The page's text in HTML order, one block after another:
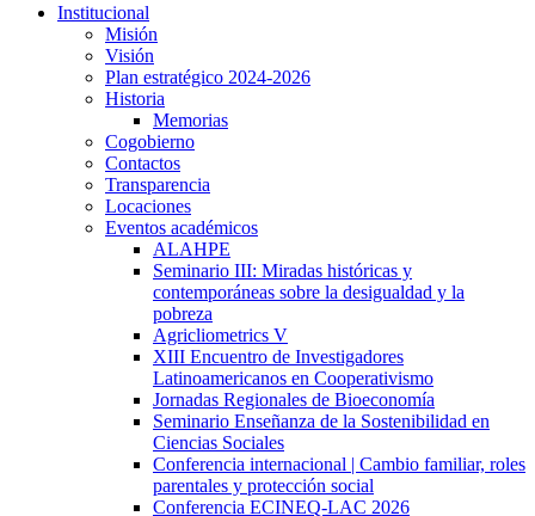
Institucional
Misión
Visión
Plan estratégico 2024-2026
Historia
Memorias
Cogobierno
Contactos
Transparencia
Locaciones
Eventos académicos
ALAHPE
Seminario III: Miradas históricas y
contemporáneas sobre la desigualdad y la
pobreza
Agricliometrics V
XIII Encuentro de Investigadores
Latinoamericanos en Cooperativismo
Jornadas Regionales de Bioeconomía
Seminario Enseñanza de la Sostenibilidad en
Ciencias Sociales
Conferencia internacional | Cambio familiar, roles
parentales y protección social
Conferencia ECINEQ-LAC 2026